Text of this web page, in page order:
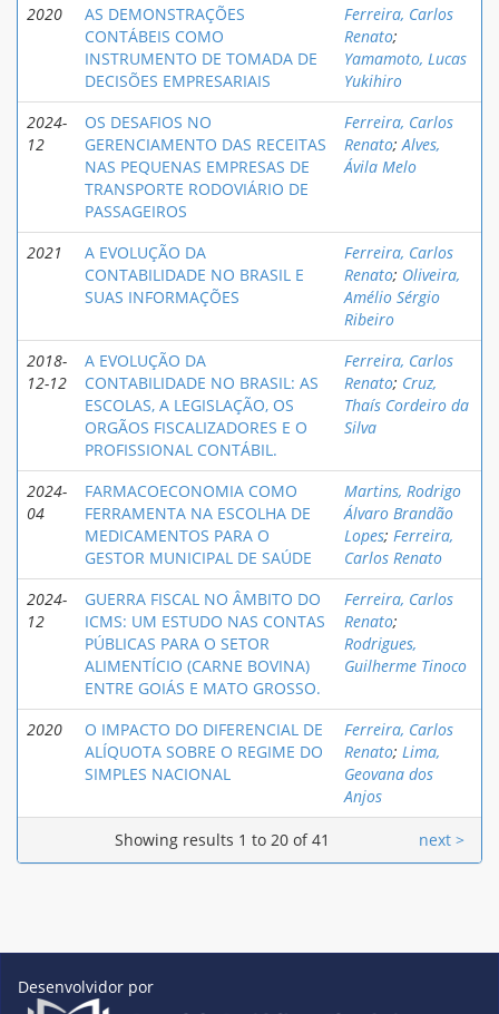
2020
AS DEMONSTRAÇÕES
CONTÁBEIS COMO
INSTRUMENTO DE TOMADA DE
DECISÕES EMPRESARIAIS
Ferreira, Carlos
Renato;
Yamamoto, Lucas
Yukihiro
2024-
12
OS DESAFIOS NO
GERENCIAMENTO DAS RECEITAS
NAS PEQUENAS EMPRESAS DE
TRANSPORTE RODOVIÁRIO DE
PASSAGEIROS
Ferreira, Carlos
Renato;Alves,
Ávila Melo
2021
A EVOLUÇÃO DA
CONTABILIDADE NO BRASIL E
SUAS INFORMAÇÕES
Ferreira, Carlos
Renato; Oliveira,
Amélio Sérgio
Ribeiro
2018-
12-12
A EVOLUÇÃO DA
CONTABILIDADE NO BRASIL: AS
ESCOLAS, A LEGISLAÇÃO, OS
ORGÃOS FISCALIZADORES E O
PROFISSIONAL CONTÁBIL.
Ferreira, Carlos
Renato; Cruz,
Thaís Cordeiro da
Silva
2024-
04
FARMACOECONOMIA COMO
FERRAMENTA NA ESCOLHA DE
MEDICAMENTOS PARA O
GESTOR MUNICIPAL DE SAÚDE
Martins, Rodrigo
Álvaro Brandão
Lopes; Ferreira,
Carlos Renato
2024-
12
GUERRA FISCAL NO ÂMBITO DO
ICMS: UM ESTUDO NAS CONTAS
PÚBLICAS PARA O SETOR
ALIMENTÍCIO (CARNE BOVINA)
ENTRE GOIÁS E MATO GROSSO.
Ferreira, Carlos
Renato;
Rodrigues,
Guilherme Tinoco
2020
O IMPACTO DO DIFERENCIAL DE
ALÍQUOTA SOBRE O REGIME DO
SIMPLES NACIONAL
Ferreira, Carlos
Renato; Lima,
Geovana dos
Anjos
Showing results 1 to 20 of 41 next >
Desenvolvidor por